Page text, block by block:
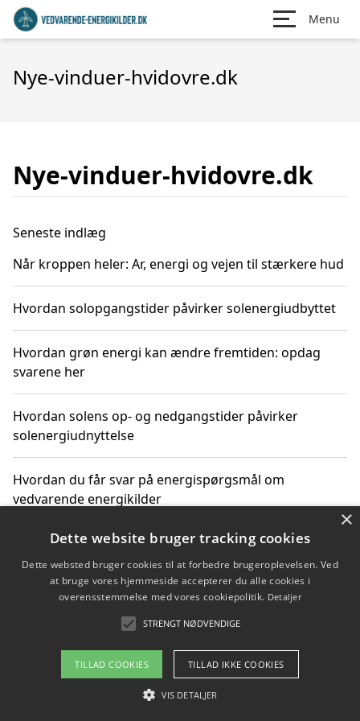
Menu
Nye-vinduer-hvidovre.dk
Nye-vinduer-hvidovre.dk
Seneste indlæg
Når kroppen heler: Ar, energi og vejen til stærkere hud
Hvordan solopgangstider påvirker solenergiudbyttet
Hvordan grøn energi kan ændre fremtiden: opdag
svarene her
Hvordan solens op- og nedgangstider påvirker
solenergiudnyttelse
Hvordan du får svar på energispørgsmål om
vedvarende energikilder
Copyright 2026 - Pilanto Aps
Om / kontakt
Blog Betingelser
×
Dette website bruger tracking cookies
Dette websted bruger cookies til at forbedre brugeroplevelsen. Ved
at bruge vores hjemmeside accepterer du alle cookies i
overensstemmelse med vores cookiepolitik. Detaljer
STRENGT NØDVENDIGE
TILLAD COOKIES TILLAD IKKE COOKIES
VIS DETALJER